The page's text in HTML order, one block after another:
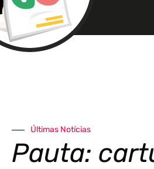
Últimas Notícias
Pauta: